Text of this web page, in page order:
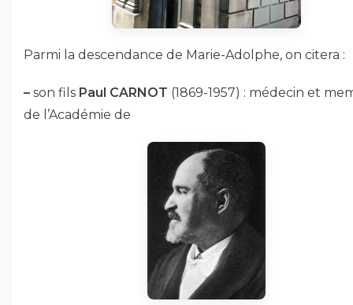
Parmi la descendance de Marie-Adolphe, on citera :
– son fils Paul CARNOT (1869-1957) : médecin et
de l’Académie de